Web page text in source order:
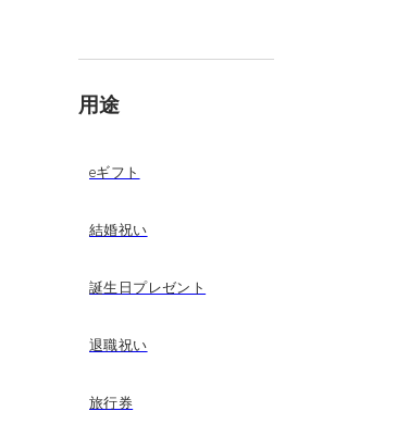
用途
eギフト
結婚祝い
誕生日プレゼント
退職祝い
旅行券